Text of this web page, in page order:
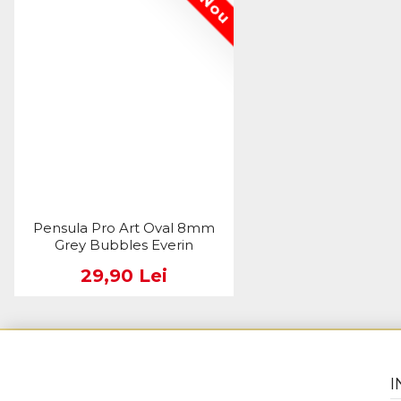
Nou
Pensula Pro Art Oval 8mm
Grey Bubbles Everin
29,90 Lei